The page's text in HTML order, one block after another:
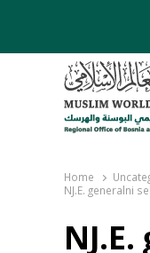
Home
NJ.E. generalni